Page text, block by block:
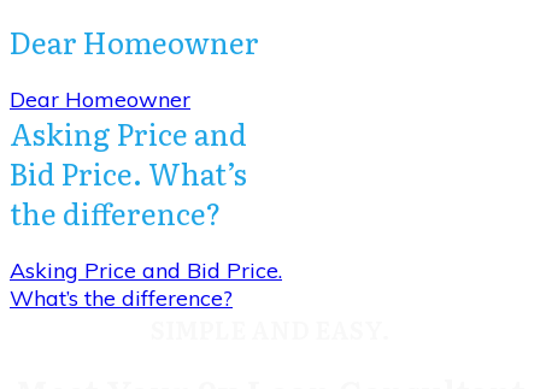
Dear Homeowner
Dear Homeowner
Asking Price and
Bid Price. What’s
the difference?
Asking Price and Bid Price.
What’s the difference?